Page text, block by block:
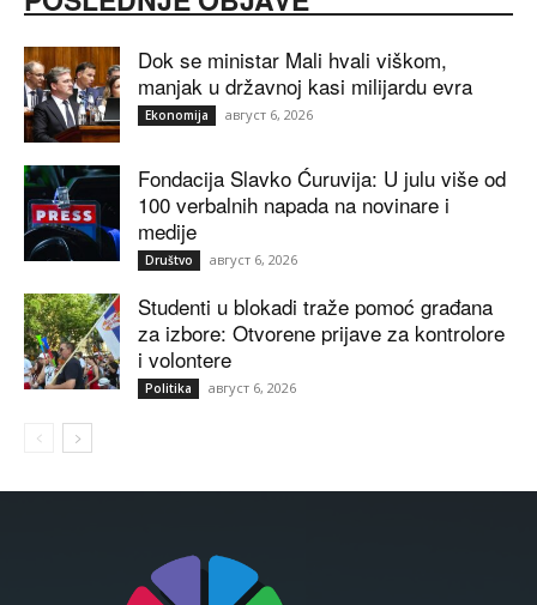
Dok se ministar Mali hvali viškom,
manjak u državnoj kasi milijardu evra
Ekonomija август 6, 2026
Fondacija Slavko Ćuruvija: U julu više od
100 verbalnih napada na novinare i
medije
Društvo август 6, 2026
Studenti u blokadi traže pomoć građana
za izbore: Otvorene prijave za kontrolore
i volontere
Politika август 6, 2026